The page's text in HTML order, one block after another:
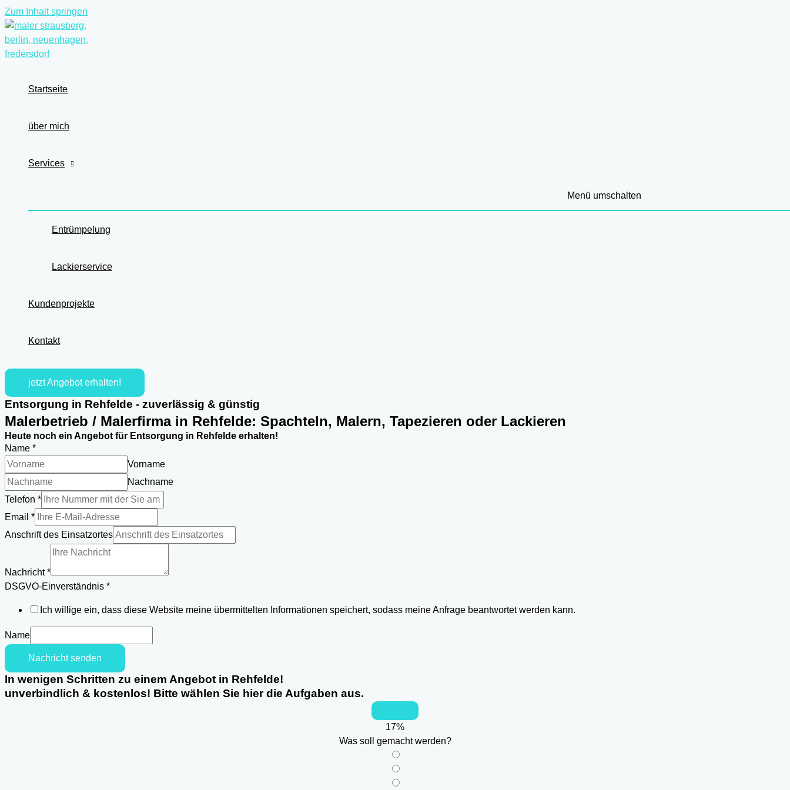
Zum Inhalt springen
Startseite
über mich
Services
Menü umschalten
Entrümpelung
Lackierservice
Kundenprojekte
Kontakt
jetzt Angebot erhalten!
Entsorgung in Rehfelde - zuverlässig & günstig
Malerbetrieb / Malerfirma in Rehfelde: Spachteln, Malern, Tapezieren oder Lackieren
Heute noch ein Angebot für Entsorgung in Rehfelde erhalten!
Name *
Vorname
Nachname
Telefon *
Anschrift
Telefon
Email *
Anschrift des Einsatzortes
Nachricht*
DSGVO-Einverständnis *
Ich willige ein, dass diese Website meine übermittelten Informationen speichert, sodass meine Anfrage beantwortet werden kann.
Name
Nachricht senden
In wenigen Schritten zu einem Angebot in Rehfelde!
unverbindlich & kostenlos! Bitte wählen Sie hier die Aufgaben aus.
17%
Was soll gemacht werden?